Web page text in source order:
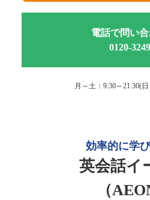
電話で問い
0120-
月～土：9:30～21:30(
効率的に学
英会話イ
（